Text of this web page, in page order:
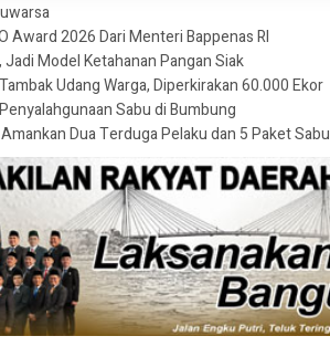
Award 2026 Dari Menteri Bappenas RI
Model Ketahanan Pangan Siak
Udang Warga, Diperkirakan 60.000 Ekor
Sabu di Bumbung
Dua Terduga Pelaku dan 5 Paket Sabu